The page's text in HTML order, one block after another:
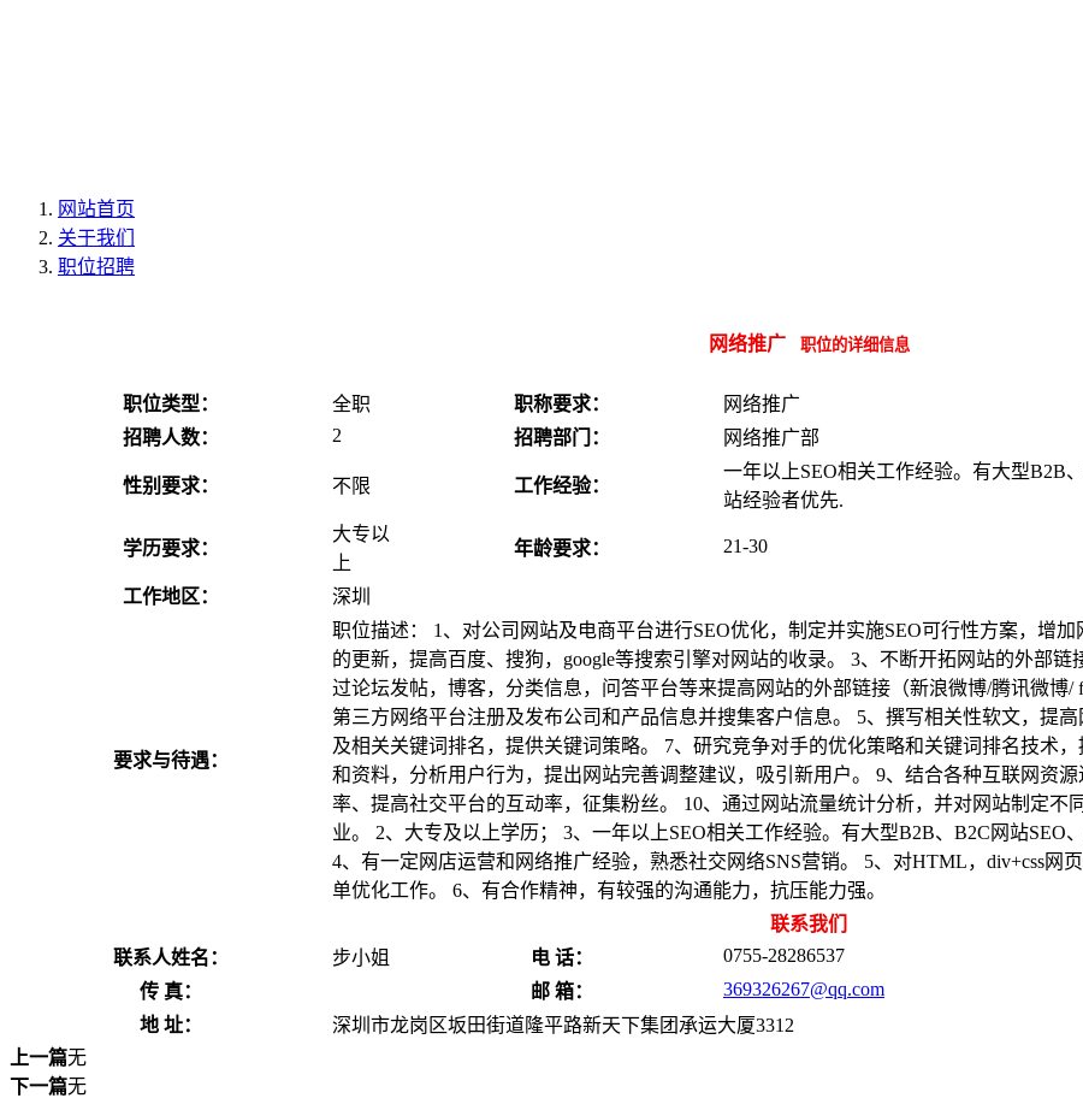
网站首页
关于我们
职位招聘
网络推广 职位的详细信息
职位类型： 全职 职称要求：
网络推广
招聘人数：
2 招聘部门： 网络推广部
性别要求： 不限 工作经验：
一年以上SEO相关工作经验。有大型B2B
站经验者优先.
学历要求：
大专以
上
年龄要求： 21-30
工作地区： 深圳
要求与待遇：
职位描述： 1、对公司网站及电商平台进行SEO优化，制定并实施SEO可行性方案，增
的更新，提高百度、搜狗，google等搜索引擎对网站的收录。 3、不断开拓网站的外部
过论坛发帖，博客，分类信息，问答平台等来提高网站的外部链接（新浪微博/腾讯微博/
第三方网络平台注册及发布公司和产品信息并搜集客户信息。 5、撰写相关性软文，提
及相关关键词排名，提供关键词策略。 7、研究竞争对手的优化策略和关键词排名技术
和资料，分析用户行为，提出网站完善调整建议，吸引新用户。 9、结合各种互联网资
率、提高社交平台的互动率，征集粉丝。 10、通过网站流量统计分析，并对网站制定
业。 2、大专及以上学历； 3、一年以上SEO相关工作经验。有大型B2B、B2C网站SEO
4、有一定网店运营和网络推广经验，熟悉社交网络SNS营销。 5、对HTML，div+css网
单优化工作。 6、有合作精神，有较强的沟通能力，抗压能力强。
联系我们
联系人姓名：
步小姐 电 话：
0755-28286537
传 真：
邮 箱：
369326267@qq.com
地 址：
深圳市龙岗区坂田街道隆平路新天下集团承运大厦3312
上一篇无
下一篇无